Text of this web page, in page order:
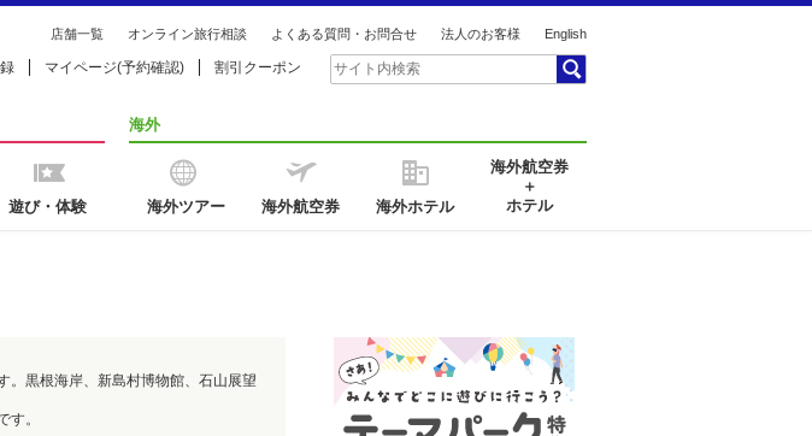
店舗一覧 オンライン旅行相談 よくある質問・お問合せ 法人のお客様 English
マイページ(予約確認) 割引クーポン
遊び・体験
海外
海外ツアー 海外航空券 海外ホテル
海外航空券
＋
ホテル
。黒根海岸、新島村博物館、石山展望
す。